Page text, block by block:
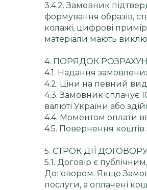
3.4.2. Замовник
формування образів,
колажі, цифрові
матеріали мають
4. ПОРЯДОК
4.1. Надання
4.2. Ціни на певний вид
4.3. Замовник сплачує
валюті України або
4.4. Моментом оплати
4.5. Повернення
5. СТРОК ДІЇ
5.1. Договір є
Договором. Якщо
послуги, а оплачені